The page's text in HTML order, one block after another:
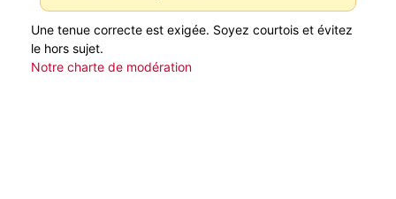
Une tenue correcte est exigée. Soyez courtois et évitez
le hors sujet.
Notre charte de modération